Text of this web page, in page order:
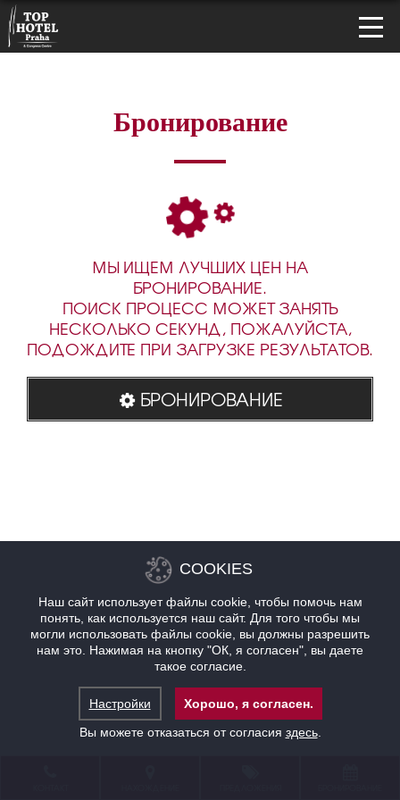
Бронирование
МЫ ИЩЕМ ЛУЧШИХ ЦЕН НА
БРОНИРОВАНИЕ.
ПОИСК ПРОЦЕСС МОЖЕТ ЗАНЯТЬ
НЕСКОЛЬКО СЕКУНД, ПОЖАЛУЙСТА,
ПОДОЖДИТЕ ПРИ ЗАГРУЗКЕ РЕЗУЛЬТАТОВ.
БРОНИРОВАНИЕ
COOKIES
Наш сайт использует файлы cookie, чтобы помочь нам
понять, как используется наш сайт. Для того чтобы мы
могли использовать файлы cookie, вы должны разрешить
нам это. Нажимая на кнопку "ОК, я согласен", вы даете
такое согласие.
Настройки
Хорошо, я согласен.
Вы можете отказаться от согласия здесь.